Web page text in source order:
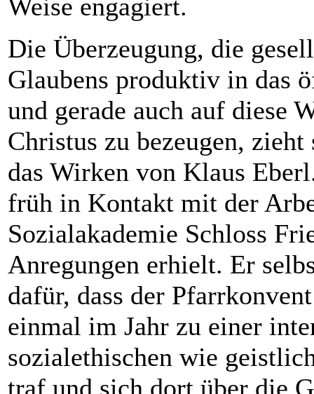
Weise engagiert.
Die Überzeugung, die
Glaubens produktiv in das
und gerade auch auf diese
Christus zu bezeugen,
das Wirken von Klaus
früh in Kontakt mit der
Sozialakademie Schloss
Anregungen erhielt. Er
dafür, dass der
einmal im Jahr zu einer
sozialethischen wie
traf und sich dort über die